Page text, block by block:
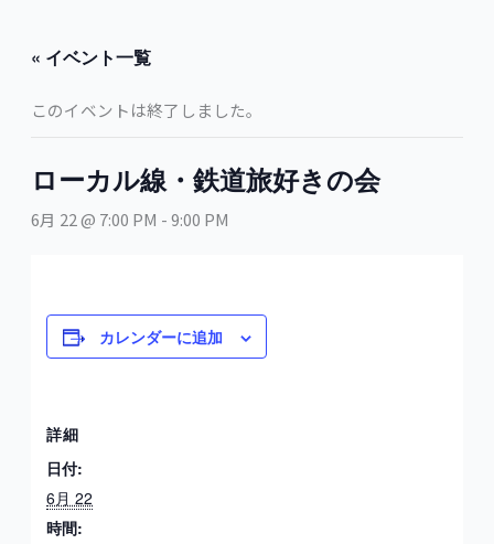
« イベント一覧
このイベントは終了しました。
ローカル線・鉄道旅好きの会
6月 22 @ 7:00 PM -9:00 PM
カレンダーに追加
詳細
日付:
6月 22
時間: